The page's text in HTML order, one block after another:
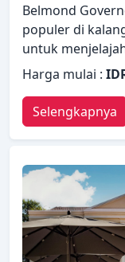
Belmond
populer di
untuk
Properti ini
membuat
menyenangkan.
di semua kamar,
layanan taksi,
dari berbagai
untuk
memiliki televisi
gratis, teh
untuk
Harga mulai :
Selengkapnya